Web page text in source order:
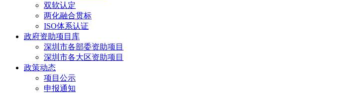
双软认定
两化融合贯标
ISO体系认证
政府资助项目库
深圳市各部委资助项目
深圳市各大区资助项目
政策动态
项目公示
申报通知